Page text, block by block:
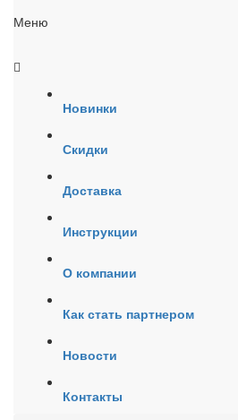
Меню
Новинки
Скидки
Доставка
Инструкции
О компании
Как стать партнером
Новости
Контакты